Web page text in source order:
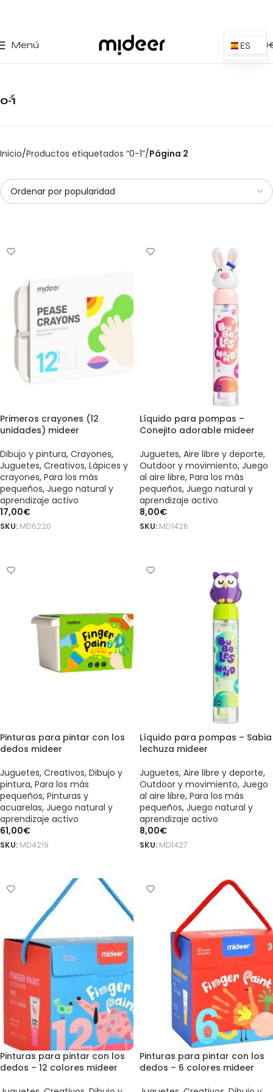
Menú 0,00
0-1
Inicio Productos etiquetados “0-1” Página 2
Primeros crayones (12
unidades) mideer
Dibujo y pintura, Crayones,
Juguetes, Creativos, Lápices y
crayones, Para los más
pequeños, Juego natural y
aprendizaje activo
17,00€
SKU: MD6220
Líquido para pompas –
Conejito adorable mideer
Juguetes, Aire libre y deporte,
Outdoor y movimiento, Juego
al aire libre, Para los más
pequeños, Juego natural y
aprendizaje activo
8,00€
SKU: MD1426
Pinturas para pintar con los
dedos mideer
Juguetes, Creativos, Dibujo y
pintura, Para los más
pequeños, Pinturas y
acuarelas, Juego natural y
aprendizaje activo
61,00€
SKU: MD4219
Líquido para pompas – Sabia
lechuza mideer
Juguetes, Aire libre y deporte,
Outdoor y movimiento, Juego
al aire libre, Para los más
pequeños, Juego natural y
aprendizaje activo
8,00€
SKU: MD1427
Pinturas para pintar con los
dedos – 12 colores mideer
Pinturas para pintar con los
dedos – 6 colores mideer
ES
EN